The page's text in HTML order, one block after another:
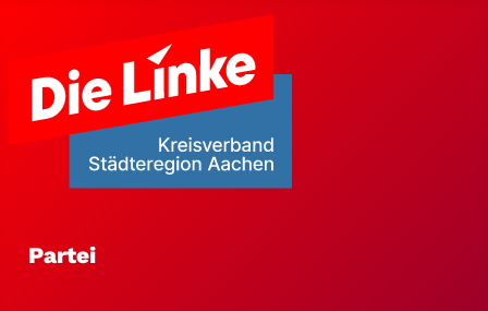
Partei